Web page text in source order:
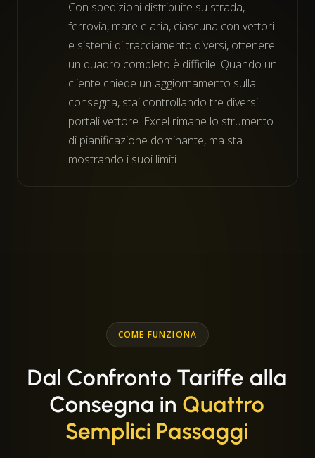
Con spedizioni distribuite su strada,
ferrovia, mare e aria, ciascuna con vettori
e sistemi di tracciamento diversi, ottenere
un quadro completo è difficile. Quando un
cliente chiede un aggiornamento sulla
consegna, stai controllando tre diversi
portali vettore. Excel rimane lo strumento
di pianificazione dominante, ma sta
mostrando i suoi limiti.
COME FUNZIONA
Dal Confronto Tariffe alla
Consegna inQuattro
Semplici Passaggi